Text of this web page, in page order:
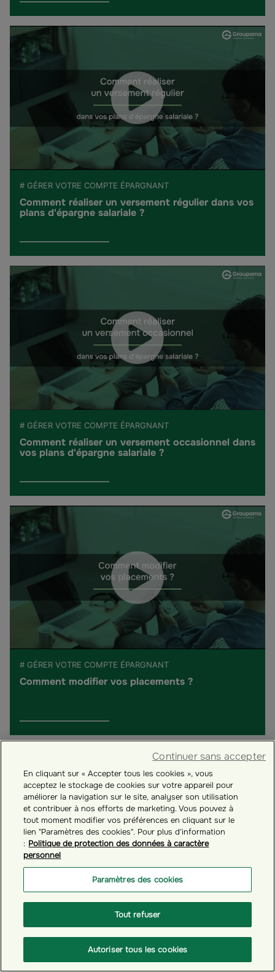
# GÉRER VOTRE COMPTE ÉPARGNANT
Comment réaliser un versement régulier dans vos
plans d'épargne salariale ?
# GÉRER VOTRE COMPTE ÉPARGNANT
Comment réaliser un versement occasionnel dans
vos plans d'épargne salariale ?
# GÉRER VOTRE COMPTE ÉPARGNANT
Comment modifier vos placements ?
# GÉRER VOTRE COMPTE ÉPARGNANT
Comment mettre à jour vos informations
En cliquant sur « Accepter tous les cookies », vous
acceptez le stockage de cookies sur votre appareil pour
améliorer la navigation sur le site, analyser son utilisation
et contribuer à nos efforts de marketing. Vous pouvez à
tout moment modifier vos préférences en cliquant sur le
lien "Paramètres des cookies". Pour plus d'information
: Politique de protection des données à caractère
personnel
Paramètres des cookies
Tout refuser
Autoriser tous les cookies
Continuer sans accepter